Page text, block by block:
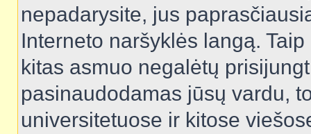
nepadarysite, jus
Interneto naršyklės langą.
kitas asmuo negalėtų
pasinaudodamas jūsų vardu,
universitetuose ir kitose